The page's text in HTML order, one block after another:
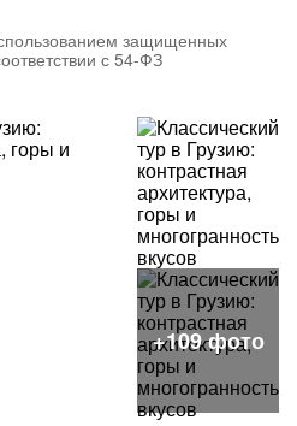
защищенных
с 54-ФЗ